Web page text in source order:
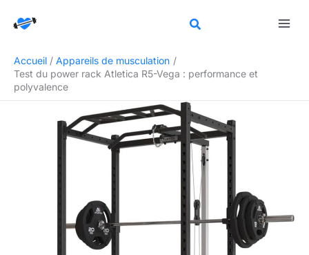
Accueil
Appareils de musculation
Test du power rack Atletica R5-Vega : performance et
polyvalence
e
h
e